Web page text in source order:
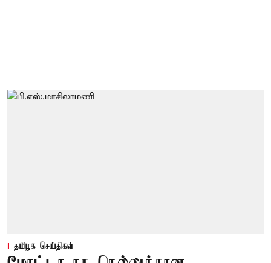
தமிழக செய்திகள்